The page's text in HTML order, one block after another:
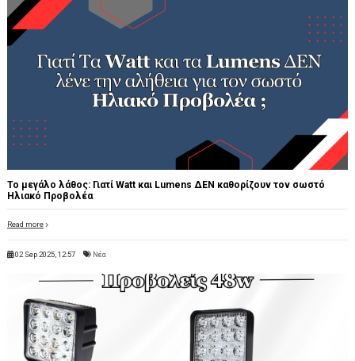
Το μεγάλο λάθος: Γιατί Watt και Lumens ΔΕΝ καθορίζουν τον σωστό
Ηλιακό Προβολέα
Read more
02 Sep 2025, 12:57 Νέα